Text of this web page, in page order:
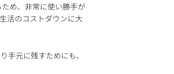
め、非常に使い勝手が
活のコストダウンに大
手元に残すためにも、